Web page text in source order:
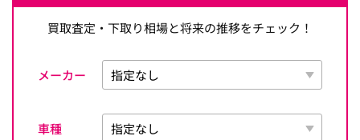
買取査定・下取り相場と将来の推移をチェック！
メーカー
車種